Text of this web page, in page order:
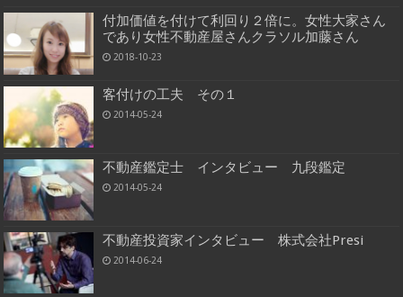
付加価値を付けて利回り２倍に。女性大家さん
であり女性不動産屋さんクラソル加藤さん
2018-10-23
客付けの工夫 その１
2014-05-24
不動産鑑定士 インタビュー 九段鑑定
2014-05-24
不動産投資家インタビュー 株式会社Presi
2014-06-24